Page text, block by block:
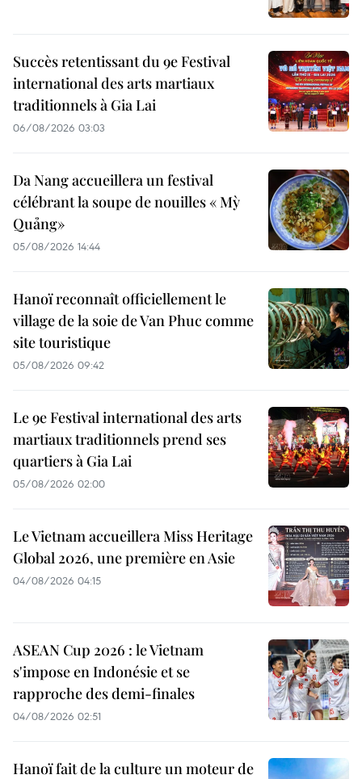
Succès retentissant du 9e Festival
international des arts martiaux
traditionnels à Gia Lai
06/08/2026 03:03
Da Nang accueillera un festival
célébrant la soupe de nouilles « Mỳ
Quảng»
05/08/2026 14:44
Hanoï reconnaît officiellement le
village de la soie de Van Phuc comme
site touristique
05/08/2026 09:42
Le 9e Festival international des arts
martiaux traditionnels prend ses
quartiers à Gia Lai
05/08/2026 02:00
Le Vietnam accueillera Miss Heritage
Global 2026, une première en Asie
04/08/2026 04:15
ASEAN Cup 2026 : le Vietnam
s'impose en Indonésie et se
rapproche des demi-finales
04/08/2026 02:51
Hanoï fait de la culture un moteur de